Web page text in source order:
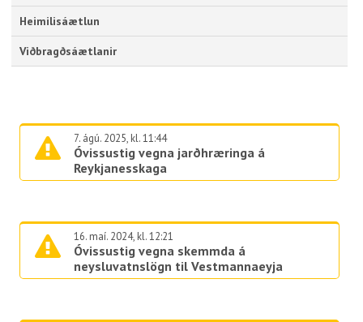
Heimilisáætlun
Viðbragðsáætlanir
7. ágú. 2025, kl. 11:44
Óvissustig vegna jarðhræringa á
Reykjanesskaga
16. maí. 2024, kl. 12:21
Óvissustig vegna skemmda á
neysluvatnslögn til Vestmannaeyja